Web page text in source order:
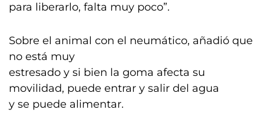
para liberarlo, falta muy poco”.
Sobre el animal con el neumático, añadió que
no está muy
estresado y si bien la goma afecta su
movilidad, puede entrar y salir del agua
y se puede alimentar.